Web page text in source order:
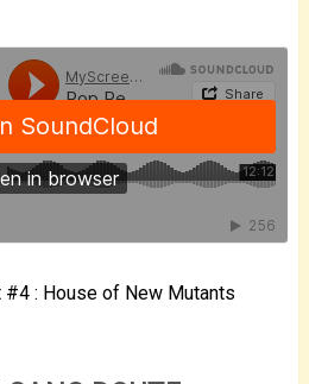
#4 : House of New Mutants